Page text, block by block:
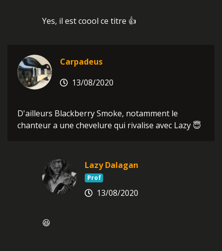
Yes, il est coool ce titre 👍
Carpadeus
13/08/2020
D'ailleurs Blackberry Smoke, notamment le
chanteur a une chevelure qui rivalise avec Lazy 😇
Lazy Dalagan
Prof
13/08/2020
😆